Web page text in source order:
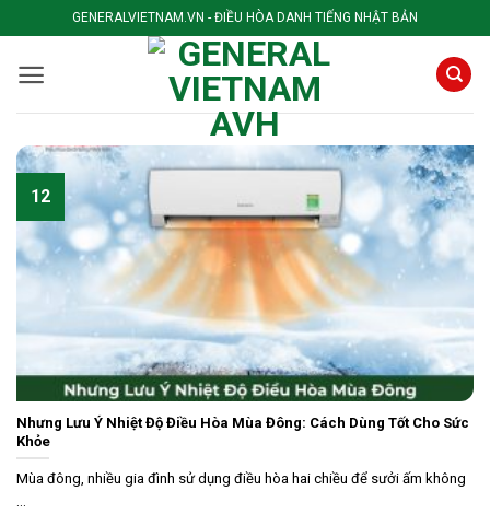
to
content
GENERALVIETNAM.VN - ĐIỀU HÒA DANH TIẾNG NHẬT BẢN
Nhưng Lưu Ý Nhiệt Độ Điều Hòa Mùa Đông: Cách Dùng Tốt Cho Sức
Khỏe
Mùa đông, nhiều gia đình sử dụng điều hòa hai chiều để sưởi ấm không
12